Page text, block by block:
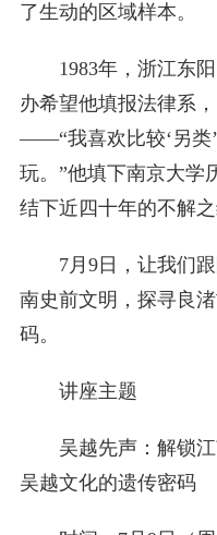
了生动的区域样本。
1983年，浙江东
办希望他填报法律系
——“我喜欢比较‘另类
玩。”他填下南京大学
结下近四十年的不解之
7月9日，让我们
南史前文明，探寻良
码。
讲座主题
吴越先声：解锁
吴越文化的遗传密码